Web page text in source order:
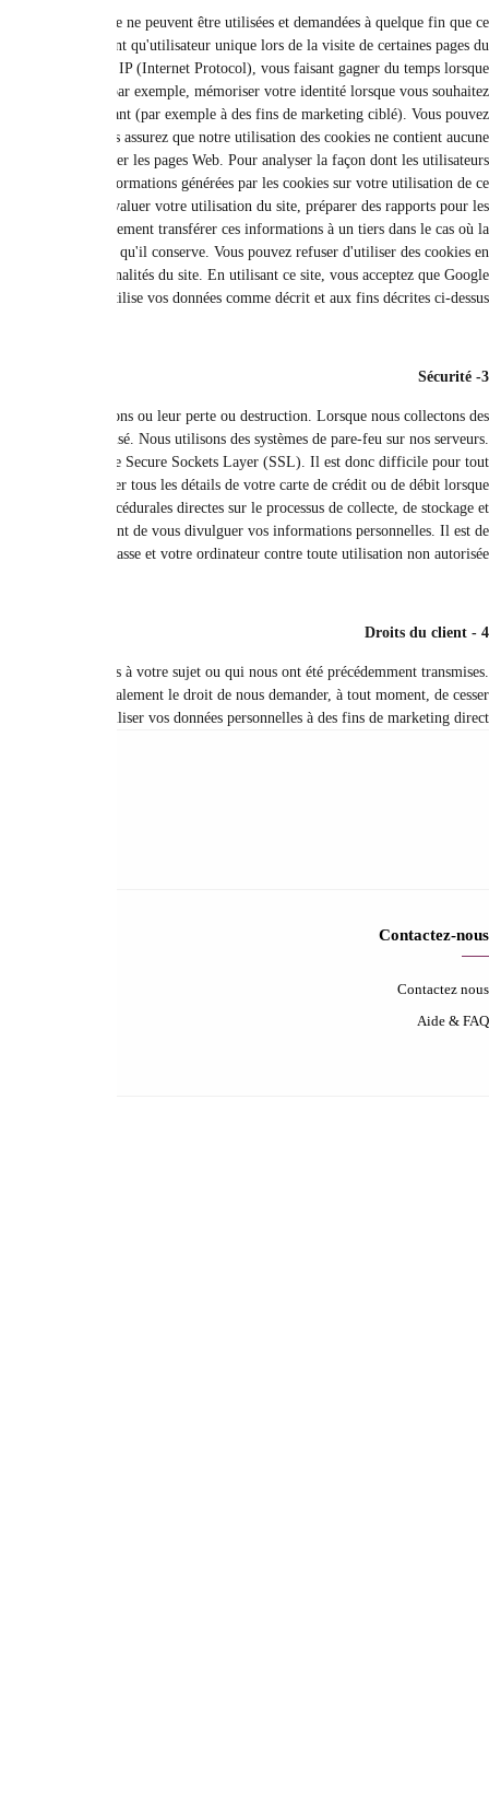
L'acceptation des cookies n'est pas une condition préalable à la visite du
soit sans l'activation des cookies. Les cookies sont de petits fichiers texte
site. Votre navigateur stocke ces fichiers sur le disque dur de votre
vous êtes sur le site ou souhaitez le visiter. Nous utilisons des
modifier votre panier sans avoir à ressaisir votre adresse e-mail)
configurer votre navigateur pour qu'il n'accepte pas les cookies, mais
information personnelle ou privée et est exempte de virus.Ce site Web
utilisent le site, Google Analytics est basé sur des cookies, qui sont des
site Web (y compris votre adresse IP) vers des serveurs aux États-Unis
opérateurs du site Web sur son activité et fournir d'autres services liés à
loi l'exige ou si un tiers traite les informations pour le compte de
sélectionnant les paramètres appropriés sur votre navigateur, mais
Nous utilisons des techniques et procédures de sécurité appropriées
données via le site Web, nous stockons vos informations
Lorsque nous collectons des informations de carte de paiement par voie
pirate de décrypter vos informations, car nous ne pouvons garantir une
vous communiquez avec nous par voie électronique et sans cryptage.
de divulgation de vos informations. Nos procédures de sécurité exigent
Dans le cas où vous êtes préoccupé par vos données, vous avez le droit
Vous avez le droit de nous demander de corriger toute erreur dans vos
Termes et politiques